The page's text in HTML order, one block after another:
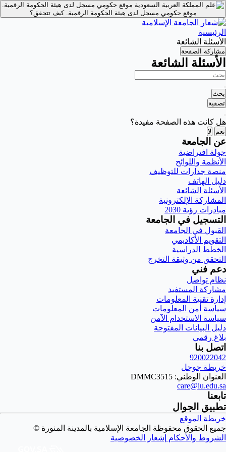
موقع حكومي مسجل لدى هيئة الحكومة الرقمية.
موقع حكومي مسجل لدى هيئة الحكومة الرقمية.كيف تتحقق؟
الرئيسية
الأسئلة الشائعة
مشاركة الصفحة
الأسئلة الشائعة
بحث
تصفية
هل كانت هذه الصفحة مفيدة؟
نعم لا
عن الجامعة
جولة افتراضية
الأنظمة واللوائح
منصة جدارات للتوظيف
دليل الهاتف
الأسئلة الشائعة
المشاركة الإلكترونية
مبادرات رؤية 2030
التسجيل في الجامعة
القبول في الجامعة
التقويم الأكاديمي
الخطط الدراسية
التحقق من وثيقة التخرج
دعم فني
نظام تواصل
مشاركة المستفيد
إدارة تقنية المعلومات
سياسة أمن المعلومات
سياسة الاستخدام الآمن
دليل البيانات المفتوحة
بلاغ رقمي
اتصل بنا
920022042
خريطة جوجل
العنوان الوطني: DMMC3515
care@iu.edu.sa
تابعنا
تطبيق الجوال
خريطة الموقع
جميع الحقوق محفوظة الجامعة الإسلامية بالمدينة المنورة ©
الشروط والأحكام إشعار الخصوصية